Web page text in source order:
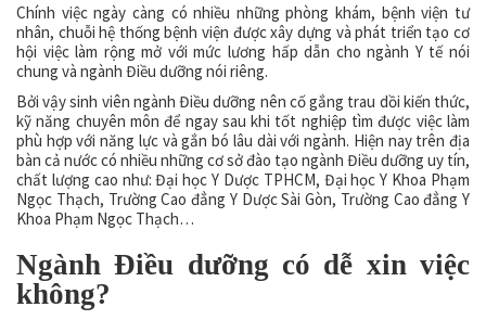
Chính việc ngày càng có nhiều những phòng khám, bệnh viện tư
nhân, chuỗi hệ thống bệnh viện được xây dựng và phát triển tạo cơ
hội việc làm rộng mở với mức lương hấp dẫn cho ngành Y tế nói
chung và ngành Điều dưỡng nói riêng.
Bởi vậy sinh viên ngành Điều dưỡng nên cố gắng trau dồi kiến thức,
kỹ năng chuyên môn để ngay sau khi tốt nghiệp tìm được việc làm
phù hợp với năng lực và gắn bó lâu dài với ngành. Hiện nay trên địa
bàn cả nước có nhiều những cơ sở đào tạo ngành Điều dưỡng uy tín,
chất lượng cao như: Đại học Y Dược TPHCM, Đại học Y Khoa Phạm
Ngọc Thạch, Trường Cao đẳng Y Dược Sài Gòn, Trường Cao đẳng Y
Khoa Phạm Ngọc Thạch…
Ngành Điều dưỡng có dễ xin việc
không?